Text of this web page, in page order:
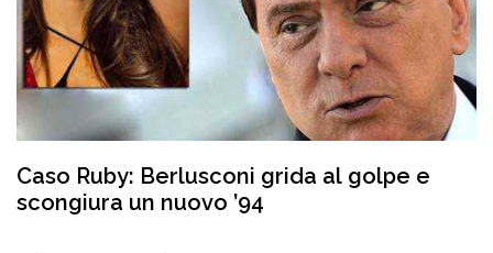
Caso Ruby: Berlusconi grida al golpe e
scongiura un nuovo ’94